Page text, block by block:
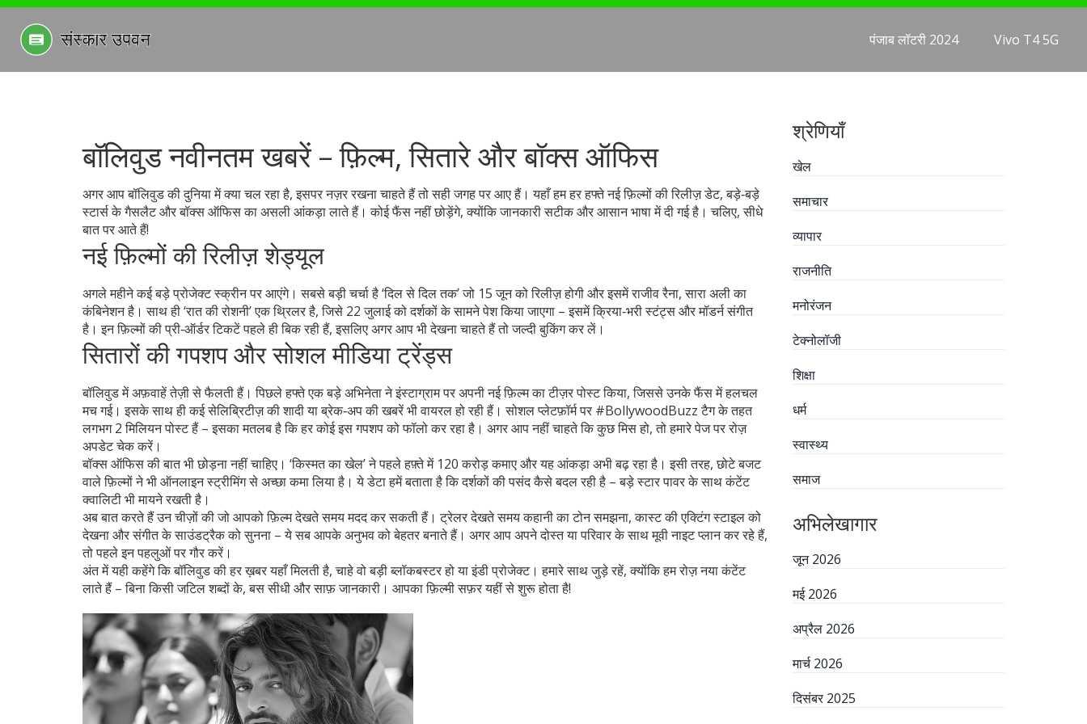
पंजाब लॉटरी 2024 Vivo T4 5G
बॉलिवुड नवीनतम खबरें – फ़िल्म, सितारे और बॉक्स ऑफिस
अगर आप बॉलिवुड की दुनिया में क्या चल रहा है, इसपर नज़र रखना चाहते हैं तो सही जगह पर आए हैं। यहाँ हम हर हफ्ते नई फ़िल्मों की रिलीज़ डेट, बड़े‑बड़े
स्टार्स के गैसलैट और बॉक्स ऑफिस का असली आंकड़ा लाते हैं। कोई फैंस नहीं छोड़ेंगे, क्योंकि जानकारी सटीक और आसान भाषा में दी गई है। चलिए, सीधे
बात पर आते हैं!
नई फ़िल्मों की रिलीज़ शेड्यूल
अगले महीने कई बड़े प्रोजेक्ट स्क्रीन पर आएंगे। सबसे बड़ी चर्चा है ‘दिल से दिल तक’ जो 15 जून को रिलीज़ होगी और इसमें राजीव रैना, सारा अली का
कंबिनेशन है। साथ ही ‘रात की रोशनी’ एक थ्रिलर है, जिसे 22 जुलाई को दर्शकों के सामने पेश किया जाएगा – इसमें क्रिया‑भरी स्टंट्स और मॉडर्न संगीत
है। इन फ़िल्मों की प्री‑ऑर्डर टिकटें पहले ही बिक रही हैं, इसलिए अगर आप भी देखना चाहते हैं तो जल्दी बुकिंग कर लें।
सितारों की गपशप और सोशल मीडिया ट्रेंड्स
बॉलिवुड में अफ़वाहें तेज़ी से फैलती हैं। पिछले हफ्ते एक बड़े अभिनेता ने इंस्टाग्राम पर अपनी नई फ़िल्म का टीज़र पोस्ट किया, जिससे उनके फैंस में हलचल
मच गई। इसके साथ ही कई सेलिब्रिटीज़ की शादी या ब्रेक‑अप की खबरें भी वायरल हो रही हैं। सोशल प्लेटफ़ॉर्म पर #BollywoodBuzz टैग के तहत
लगभग 2 मिलियन पोस्ट हैं – इसका मतलब है कि हर कोई इस गपशप को फॉलो कर रहा है। अगर आप नहीं चाहते कि कुछ मिस हो, तो हमारे पेज पर रोज़
अपडेट चेक करें।
बॉक्स ऑफिस की बात भी छोड़ना नहीं चाहिए। ‘किस्मत का खेल’ ने पहले हफ़्ते में 120 करोड़ कमाए और यह आंकड़ा अभी बढ़ रहा है। इसी तरह, छोटे बजट
वाले फ़िल्मों ने भी ऑनलाइन स्ट्रीमिंग से अच्छा कमा लिया है। ये डेटा हमें बताता है कि दर्शकों की पसंद कैसे बदल रही है – बड़े स्टार पावर के साथ कंटेंट
क्वालिटी भी मायने रखती है।
अब बात करते हैं उन चीज़ों की जो आपको फ़िल्म देखते समय मदद कर सकती हैं। ट्रेलर देखते समय कहानी का टोन समझना, कास्ट की एक्टिंग स्टाइल को
देखना और संगीत के साउंडट्रैक को सुनना – ये सब आपके अनुभव को बेहतर बनाते हैं। अगर आप अपने दोस्त या परिवार के साथ मूवी नाइट प्लान कर रहे हैं,
तो पहले इन पहलुओं पर गौर करें।
अंत में यही कहेंगे कि बॉलिवुड की हर ख़बर यहाँ मिलती है, चाहे वो बड़ी ब्लॉकबस्टर हो या इंडी प्रोजेक्ट। हमारे साथ जुड़े रहें, क्योंकि हम रोज़ नया कंटेंट
लाते हैं – बिना किसी जटिल शब्दों के, बस सीधी और साफ़ जानकारी। आपका फ़िल्मी सफ़र यहीं से शुरू होता है!
श्रेणियाँ
खेल
समाचार
व्यापार
राजनीति
मनोरंजन
टेक्नोलॉजी
शिक्षा
धर्म
स्वास्थ्य
समाज
अभिलेखागार
जून 2026
मई 2026
अप्रैल 2026
मार्च 2026
दिसंबर 2025